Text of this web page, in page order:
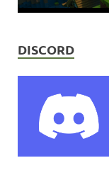
DISCORD